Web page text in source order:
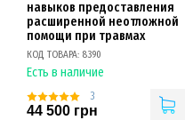
навыков предоставления
расширенной неотложной
помощи при травмах
КОД ТОВАРА: 8390
Есть в наличие
3
44 500 грн